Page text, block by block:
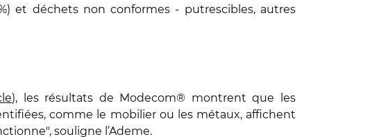
et déchets non conformes - putrescibles, autres
), les résultats de Modecom® montrent que les
comme le mobilier ou les métaux, affichent
souligne l’Ademe.